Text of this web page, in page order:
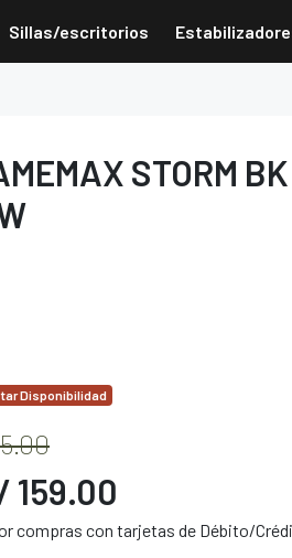
Sillas/escritorios
STORM
Disponibilidad
159.00
compras con tarjetas de Débito/